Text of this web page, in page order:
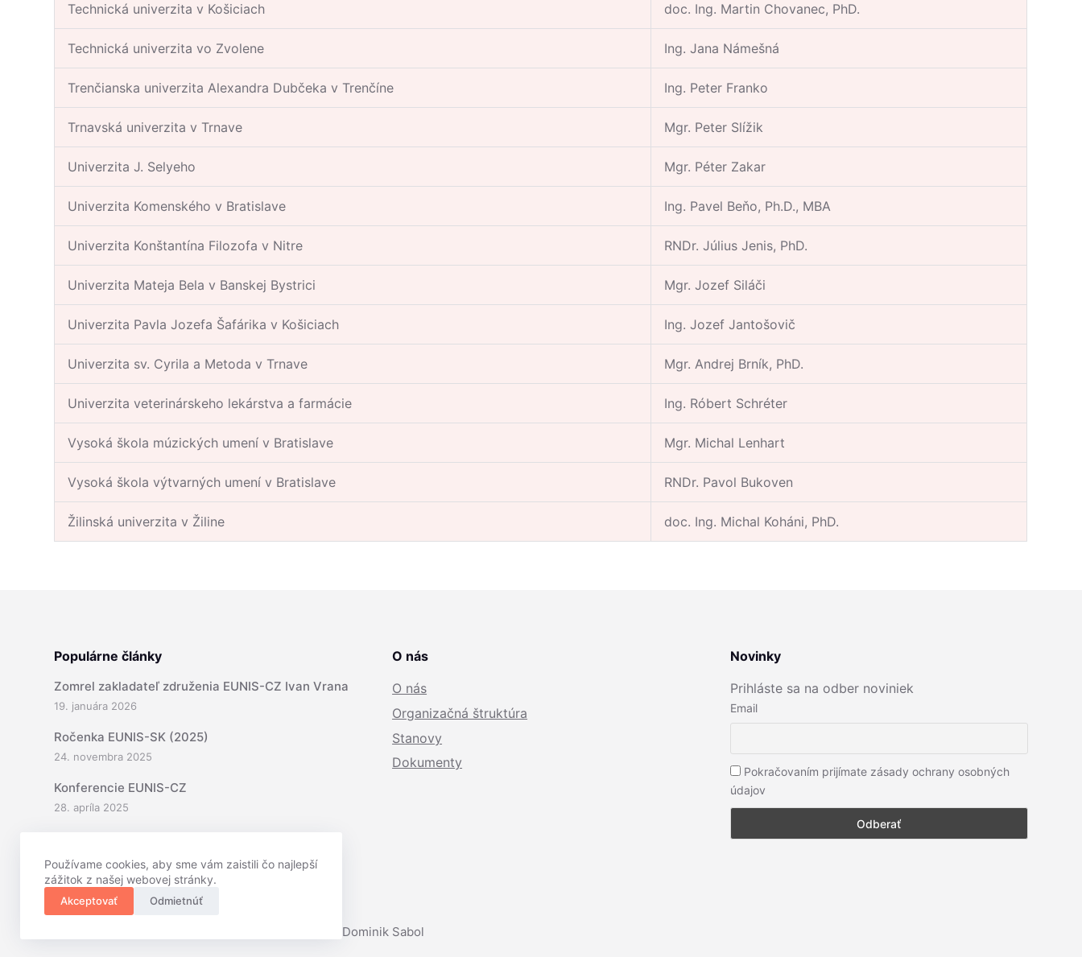
Používame cookies, aby sme vám zaistili čo najlepší
zážitok z našej webovej stránky.
Akceptovať Odmietnúť
Technická univerzita v Košiciach doc. Ing. Martin Chovanec, PhD.
Technická univerzita vo Zvolene Ing. Jana Námešná
Trenčianska univerzita Alexandra Dubčeka v Trenčíne Ing. Peter Franko
Trnavská univerzita v Trnave Mgr. Peter Slížik
Univerzita J. Selyeho Mgr. Péter Zakar
Univerzita Komenského v Bratislave Ing. Pavel Beňo, Ph.D., MBA
Univerzita Konštantína Filozofa v Nitre RNDr. Július Jenis, PhD.
Univerzita Mateja Bela v Banskej Bystrici Mgr. Jozef Siláči
Univerzita Pavla Jozefa Šafárika v Košiciach Ing. Jozef Jantošovič
Univerzita sv. Cyrila a Metoda v Trnave Mgr. Andrej Brník, PhD.
Univerzita veterinárskeho lekárstva a farmácie Ing. Róbert Schréter
Vysoká škola múzických umení v Bratislave Mgr. Michal Lenhart
Vysoká škola výtvarných umení v Bratislave RNDr. Pavol Bukoven
Žilinská univerzita v Žiline doc. Ing. Michal Koháni, PhD.
Populárne články
Zomrel zakladateľ združenia EUNIS-CZ Ivan Vrana
19. januára 2026
Ročenka EUNIS-SK (2025)
24. novembra 2025
Konferencie EUNIS-CZ
28. apríla 2025
O nás
O nás
Organizačná štruktúra
Stanovy
Dokumenty
Novinky
Prihláste sa na odber noviniek
Email
Pokračovaním prijímate zásady ochrany osobných
údajov
Copyright © 2026 - Alex Bajús, Radko Modránsky, Dominik Sabol